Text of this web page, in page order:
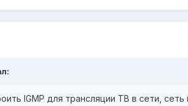
IGMP для трансляции ТВ в сети,